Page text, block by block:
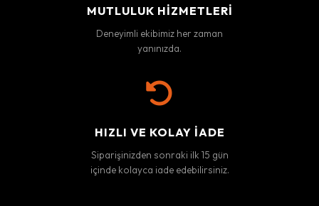
MUTLULUK HIZMETLERI
Deneyimli ekibimiz her zaman
yanınızda.
HIZLI VE KOLAY İADE
Siparişinizden sonraki ilk 15 gün
içinde kolayca iade edebilirsiniz.